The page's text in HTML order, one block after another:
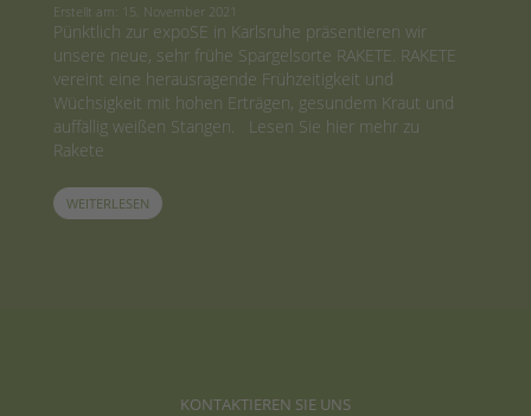
Erstellt am: 15. November 2021
Pünktlich zur expoSE in Karlsruhe präsentieren wir
unsere neue, sehr frühe Spargelsorte RAKETE. RAKETE
vereint eine herausragende Frühzeitigkeit und
Wüchsigkeit mit hohen Erträgen, gesundem Kraut und
auffällig weißen Stangen. Lesen Sie hier mehr zu
Rakete
WEITERLESEN
KONTAKTIEREN SIE UNS